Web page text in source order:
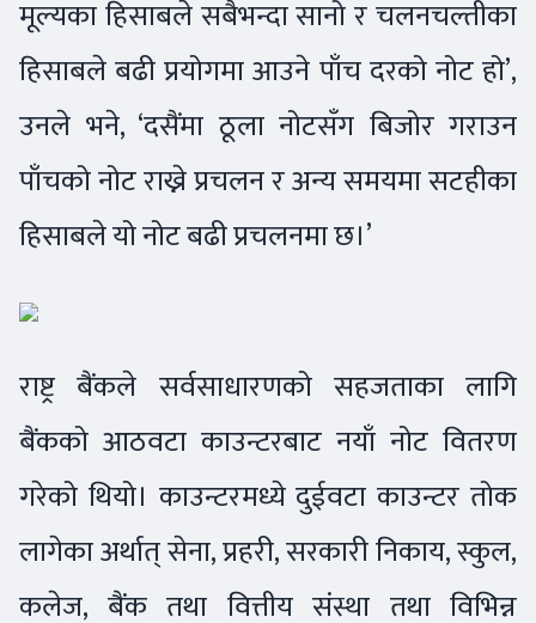
मूल्यका हिसाबले सबैभन्दा सानो र चलनचल्तीका
हिसाबले बढी प्रयोगमा आउने पाँच दरको नोट हो’,
उनले भने, ‘दसैंमा ठूला नोटसँग बिजोर गराउन
पाँचको नोट राख्ने प्रचलन र अन्य समयमा सटहीका
हिसाबले यो नोट बढी प्रचलनमा छ।’
राष्ट्र बैंकले सर्वसाधारणको सहजताका लागि
बैंकको आठवटा काउन्टरबाट नयाँ नोट वितरण
गरेको थियो। काउन्टरमध्ये दुईवटा काउन्टर तोक
लागेका अर्थात् सेना, प्रहरी, सरकारी निकाय, स्कुल,
कलेज, बैंक तथा वित्तीय संस्था तथा विभिन्न